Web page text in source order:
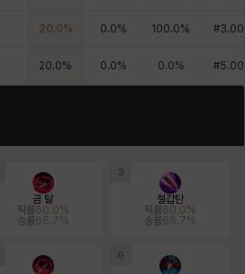
20.0% 0.0% 100.0% #3.00
20.0% 0.0% 0.0% #5.00
곰 탈
픽률
승률
60.0%
66.7%
3
철갑탄
픽률
승률
60.0%
66.7%
6